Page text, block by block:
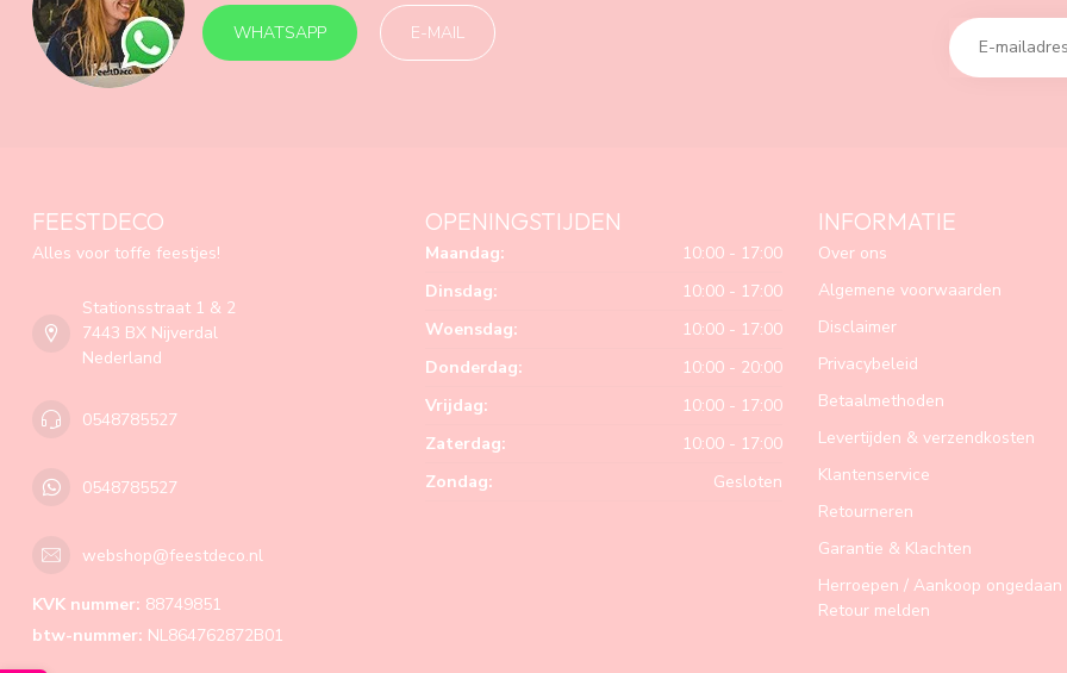
WHATSAPP E-MAIL
FEESTDECO
Alles voor toffe feestjes!
Stationsstraat 1 & 2
7443 BX Nijverdal
Nederland
0548785527
0548785527
webshop@feestdeco.nl
KVK nummer: 88749851
btw-nummer: NL864762872B01
OPENINGSTIJDEN
Maandag:
10:00 - 17:00
Dinsdag:
10:00 - 17:00
Woensdag:
10:00 - 17:00
Donderdag:
10:00 - 20:00
Vrijdag:
10:00 - 17:00
Zaterdag:
10:00 - 17:00
Zondag:
Gesloten
INFORMATIE
Over ons
Algemene voorwaarden
Disclaimer
Privacybeleid
Betaalmethoden
Levertijden & verzendkosten
Klantenservice
Retourneren
Garantie & Klachten
Herroepen / Aankoop ongedaan
Retour melden